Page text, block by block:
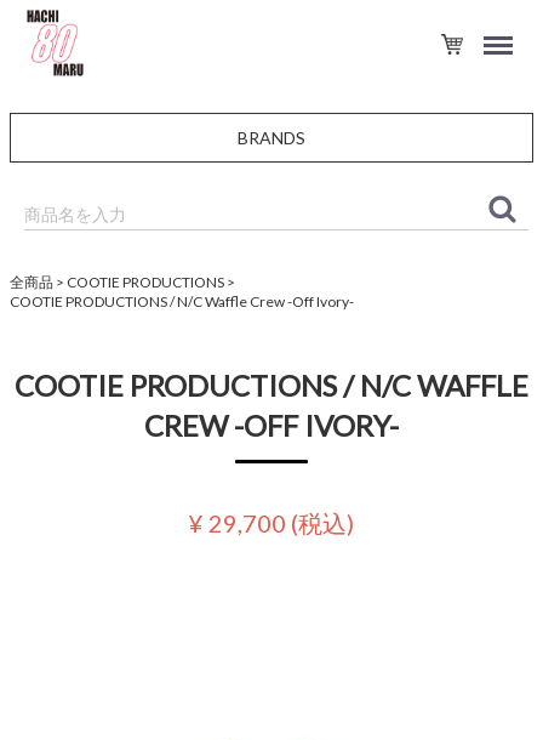
BRANDS
全商品
COOTIE PRODUCTIONS
COOTIE PRODUCTIONS / N/C Waffle Crew -Off Ivory-
COOTIE PRODUCTIONS / N/C WAFFLE
CREW -OFF IVORY-
¥ 29,700 (税込)